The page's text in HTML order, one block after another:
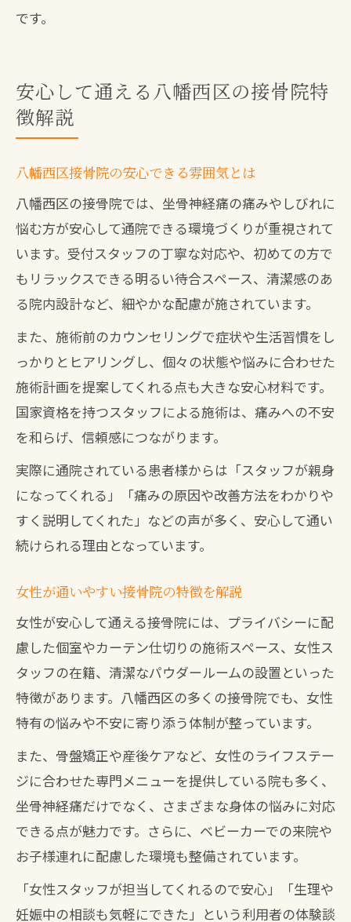
です。
安心して通える八幡西区の接骨院特
徴解説
八幡西区接骨院の安心できる雰囲気とは
八幡西区の接骨院では、坐骨神経痛の痛みやしびれに
悩む方が安心して通院できる環境づくりが重視されて
います。受付スタッフの丁寧な対応や、初めての方で
もリラックスできる明るい待合スペース、清潔感のあ
る院内設計など、細やかな配慮が施されています。
また、施術前のカウンセリングで症状や生活習慣をし
っかりとヒアリングし、個々の状態や悩みに合わせた
施術計画を提案してくれる点も大きな安心材料です。
国家資格を持つスタッフによる施術は、痛みへの不安
を和らげ、信頼感につながります。
実際に通院されている患者様からは「スタッフが親身
になってくれる」「痛みの原因や改善方法をわかりや
すく説明してくれた」などの声が多く、安心して通い
続けられる理由となっています。
女性が通いやすい接骨院の特徴を解説
女性が安心して通える接骨院には、プライバシーに配
慮した個室やカーテン仕切りの施術スペース、女性ス
タッフの在籍、清潔なパウダールームの設置といった
特徴があります。八幡西区の多くの接骨院でも、女性
特有の悩みや不安に寄り添う体制が整っています。
また、骨盤矯正や産後ケアなど、女性のライフステー
ジに合わせた専門メニューを提供している院も多く、
坐骨神経痛だけでなく、さまざまな身体の悩みに対応
できる点が魅力です。さらに、ベビーカーでの来院や
お子様連れに配慮した環境も整備されています。
「女性スタッフが担当してくれるので安心」「生理や
妊娠中の相談も気軽にできた」という利用者の体験談